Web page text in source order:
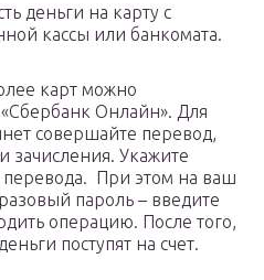
деньги на карту с
кассы или банкомата.
карт можно
«Сбербанк Онлайн». Для
совершайте перевод,
зачисления. Укажите
При этом на ваш
пароль – введите
операцию. После того,
поступят на счет.